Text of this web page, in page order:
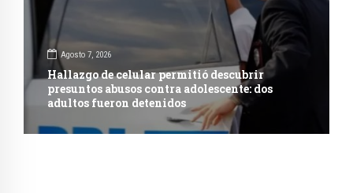
Agosto 7, 2026
Hallazgo de celular permitió descubrir
presuntos abusos contra adolescente: dos
adultos fueron detenidos